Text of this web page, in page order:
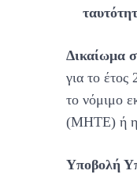
Δικαίωμα
για το έτος
το νόμιμο
(ΜΗΤΕ) ή η
Υποβολή